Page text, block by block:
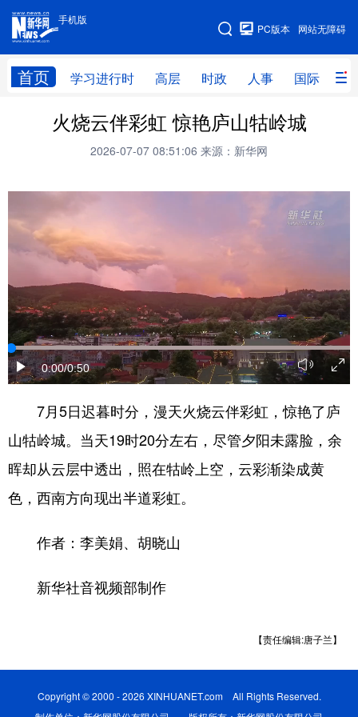
手机版
网站无障碍
PC版本
首页 学习进行时 高层 时政 人事 国际 财
手机版
网站地图
学习进行时 高层 时政 人事
财经 网评
台湾 思客智库 全球连线 教育
科技 体育
文化 书画 健康
访谈 视频 政务
法律 中央文件 金融 汽车
食品 人居 信息化 数字经济
学术中国 乡村振兴 银龄 溯源中国
城市 旅游 能源 会展
公益 一带一路
地方频道
火烧云伴彩虹 惊艳庐山牯岭城
2026-07-07 08:51:06 来源：新华网
0:00/0:50
7月5日迟暮时分，漫天火烧云伴彩虹，惊艳了庐
山牯岭城。当天19时20分左右，尽管夕阳未露脸，余
晖却从云层中透出，照在牯岭上空，云彩渐染成黄
色，西南方向现出半道彩虹。
作者：李美娟、胡晓山
新华社音视频部制作
【责任编辑:唐子兰】
Copyright © 2000 - 2026 XINHUANET.com All Rights Reserved.